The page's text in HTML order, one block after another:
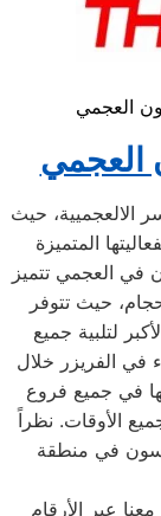
العجمي
العجمي
الالعجميية، حيث
المتميزة
في العجمي تتميز
حيث تتوفر
لتلبية جميع
في الفريزر خلال
في جميع فروع
الأوقات. نظراً
في منطقة
عبر الأرقام